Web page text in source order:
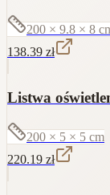
200 × 9.8 × 8
138.39 zł
Listwa
200 × 5 × 5 cm
220.19 zł